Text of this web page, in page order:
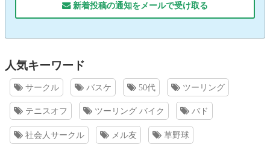
新着投稿の通知をメールで受け取る
人気キーワード
サークル バスケ 50代 ツーリング
テニスオフ ツーリング バイク バド
社会人サークル メル友 草野球